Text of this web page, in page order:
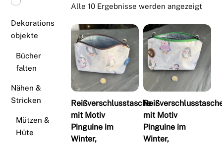
Alle 10 Ergebnisse werden angezeigt
Reißverschlusstasche
mit Motiv
Pinguine im
Winter,
mit Motiv
Pinguine im
Winter,
Dekorations
objekte
Bücher
falten
Nähen &
Stricken
Mützen &
Hüte